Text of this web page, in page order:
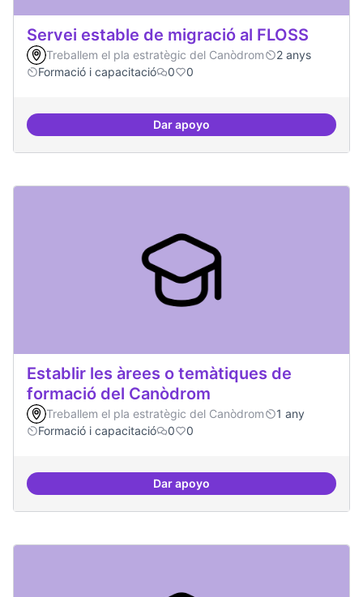
Servei estable de migració al FLOSS
Treballem el pla estratègic del Canòdrom
2 anys
Formació i capacitació
0 0
Dar apoyoServei estable de migració al
Establir les àrees o temàtiques de
formació del Canòdrom
Treballem el pla estratègic del Canòdrom
1 any
Formació i capacitació
0 0
Dar apoyoEstablir les àrees o temàtiques